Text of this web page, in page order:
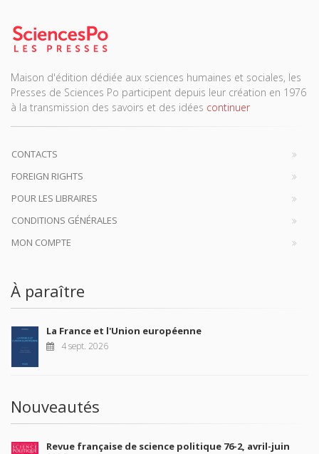
Maison d'édition dédiée aux sciences humaines et sociales, les
Presses de Sciences Po participent depuis leur création en 1976
à la transmission des savoirs et des idées continuer
CONTACTS
FOREIGN RIGHTS
POUR LES LIBRAIRES
CONDITIONS GÉNÉRALES
MON COMPTE
À paraître
La France et l'Union européenne
4 sept. 2026
Nouveautés
Revue française de science politique 76-2, avril-juin